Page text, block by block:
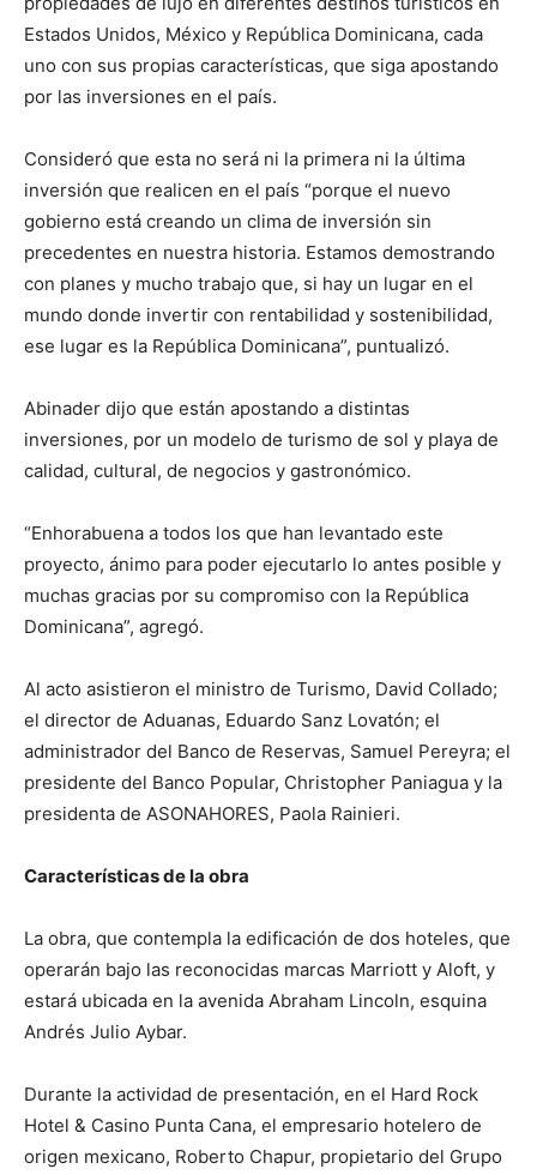
Estados Unidos, México y República Dominicana, cada
uno con sus propias características, que siga apostando
por las inversiones en el país.
Consideró que esta no será ni la primera ni la última
inversión que realicen en el país “porque el nuevo
gobierno está creando un clima de inversión sin
precedentes en nuestra historia. Estamos demostrando
con planes y mucho trabajo que, si hay un lugar en el
mundo donde invertir con rentabilidad y sostenibilidad,
ese lugar es la República Dominicana”, puntualizó.
Abinader dijo que están apostando a distintas
inversiones, por un modelo de turismo de sol y playa de
calidad, cultural, de negocios y gastronómico.
“Enhorabuena a todos los que han levantado este
proyecto, ánimo para poder ejecutarlo lo antes posible y
muchas gracias por su compromiso con la República
Dominicana”, agregó.
Al acto asistieron el ministro de Turismo, David Collado;
el director de Aduanas, Eduardo Sanz Lovatón; el
administrador del Banco de Reservas, Samuel Pereyra; el
presidente del Banco Popular, Christopher Paniagua y la
presidenta de ASONAHORES, Paola Rainieri.
Características de la obra
La obra, que contempla la edificación de dos hoteles, que
operarán bajo las reconocidas marcas Marriott y Aloft, y
estará ubicada en la avenida Abraham Lincoln, esquina
Andrés Julio Aybar.
Durante la actividad de presentación, en el Hard Rock
Hotel & Casino Punta Cana, el empresario hotelero de
origen mexicano, Roberto Chapur, propietario del Grupo